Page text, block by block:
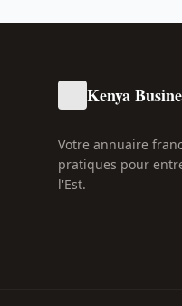
Kenya
Votre annuaire
pratiques pour
l'Est.